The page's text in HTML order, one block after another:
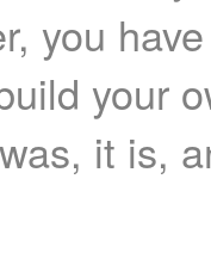
you
your
it is,